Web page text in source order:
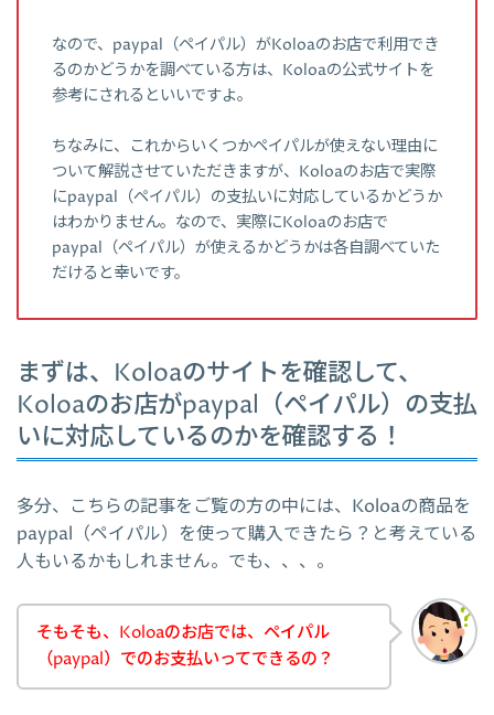
なので、paypal（ペイパル）がKoloaのお店で利用でき
るのかどうかを調べている方は、Koloaの公式サイトを
参考にされるといいですよ。
ちなみに、これからいくつかペイパルが使えない理由に
ついて解説させていただきますが、Koloaのお店で実際
にpaypal（ペイパル）の支払いに対応しているかどうか
はわかりません。なので、実際にKoloaのお店で
paypal（ペイパル）が使えるかどうかは各自調べていた
だけると幸いです。
まずは、Koloaのサイトを確認して、
Koloaのお店がpaypal（ペイパル）の支払
いに対応しているのかを確認する！
多分、こちらの記事をご覧の方の中には、Koloaの商品を
paypal（ペイパル）を使って購入できたら？と考えている
人もいるかもしれません。でも、、、。
そもそも、Koloaのお店では、ペイパル
（paypal）でのお支払いってできるの？